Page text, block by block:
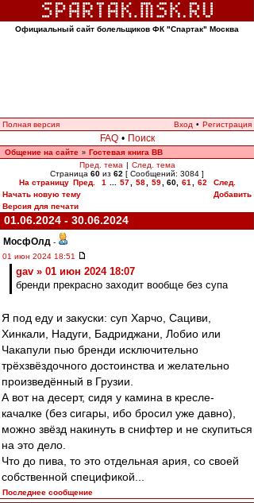
Официальный сайт болельщиков ФК "Спартак" Москва
Полная версия Вход • Регистрация
FAQ • Поиск
Общение на сайте » Гостевая книга ВВ
Пред. тема | След. тема
Страница 60 из 62 [ Сообщений: 3084 ]
На страницу Пред. 1 57 58 59 60, 61 62
След.
Начать новую тему
Добавить
Версия для печати
01.06.2024 - 30.06.2024
МосфОлд -
01 июн 2024 18:51
gav » 01 июн 2024 18:07
бренди прекрасно заходит вообще без супа
Я под еду и закуски: суп Харчо, Сациви,
Хинкали, Надуги, Бадриджани, Лобио или
Чакапули пью бренди исключительно
трёхзвёздочного достоинства и желательно
произведённый в Грузии.
А вот на десерт, сидя у камина в кресле-
качалке (без сигары, ибо бросил уже давно),
можно звёзд накинуть в снифтер и не скупиться
на это дело.
Что до пива, то это отдельная ария, со своей
собственной спецификой...
Последнее сообщение